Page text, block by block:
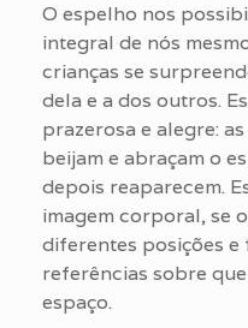
O espelho nos
integral de nós
crianças se
dela e a dos outros.
prazerosa e alegre:
beijam e abraçam o
depois reaparecem.
imagem corporal, se
diferentes posições e
referências sobre
espaço.